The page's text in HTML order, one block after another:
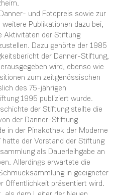
und Fotopreis sowie zur
Publikationen dazu bei,
Aktivitäten der Stiftung
Dazu gehörte der 1985
der Danner-Stiftung,
wird, ebenso wie
zum zeitgenössischen
des 75-jährigen
1995 publiziert wurde.
der Stiftung stellte die
der Danner-Stiftung
in der Pinakothek der Moderne
der Vorstand der Stiftung
als Dauerleihgabe an
Allerdings erwartete die
in geeigneter
Öffentlichkeit präsentiert wird.